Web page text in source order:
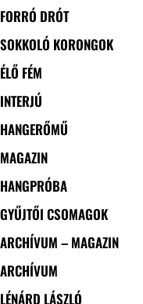
FORRÓ DRÓT
SOKKOLÓ KORONGOK
ÉLŐ FÉM
INTERJÚ
HANGERŐMŰ
MAGAZIN
HANGPRÓBA
GYŰJTŐI CSOMAGOK
ARCHÍVUM – MAGAZIN
ARCHÍVUM
LÉNÁRD LÁSZLÓ